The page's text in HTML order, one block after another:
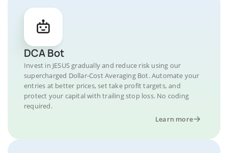
DCA Bot
Invest in JESUS gradually and reduce risk using our
supercharged Dollar-Cost Averaging Bot. Automate your
entries at better prices, set take profit targets, and
protect your capital with trailing stop loss. No coding
required.
Learn more